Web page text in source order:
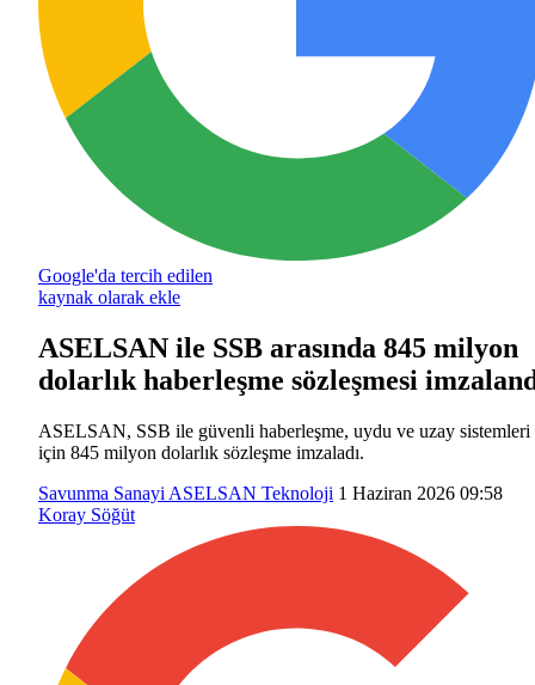
Google'da tercih edilen
kaynak olarak ekle
ASELSAN ile SSB arasında 845 milyon
dolarlık haberleşme sözleşmesi
ASELSAN, SSB ile güvenli haberleşme, uydu ve uzay sistemleri
için 845 milyon dolarlık sözleşme imzaladı.
Savunma Sanayi ASELSAN Teknoloji 1 Haziran 2026 09:58
Koray Söğüt